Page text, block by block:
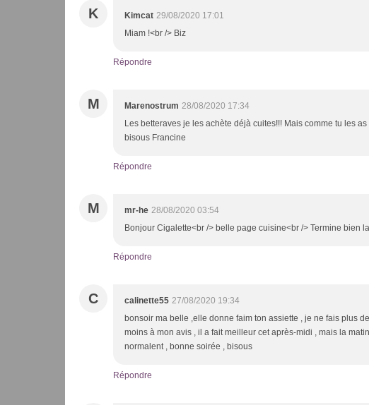
K Kimcat 29/08/2020 17:01
Miam !<br /> Biz
Répondre
M Marenostrum 28/08/2020 17:34
Les betteraves je les achète déjà cuites!!! Mais comme tu les
bisous Francine
Répondre
M mr-he 28/08/2020 03:54
Bonjour Cigalette<br /> belle page cuisine<br /> Termine bien
Répondre
C calinette55 27/08/2020 19:34
bonsoir ma belle ,elle donne faim ton assiette , je ne fais plus
moins à mon avis , il a fait meilleur cet après-midi , mais la
normalent , bonne soirée , bisous
Répondre